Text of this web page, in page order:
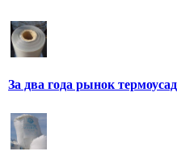
За два года рынок